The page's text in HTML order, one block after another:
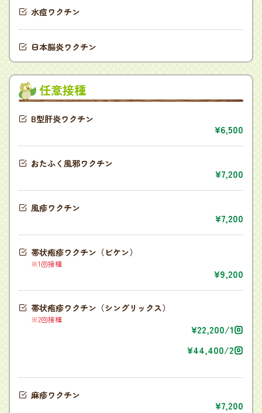
水痘ワクチン
日本脳炎ワクチン
任意接種
B型肝炎ワクチン
6,500
おたふく風邪ワクチン
7,200
風疹ワクチン
7,200
帯状疱疹ワクチン（ビケン）
※1回接種
9,200
帯状疱疹ワクチン（シングリックス）
※2回接種
22,200/1回
44,400/2回
麻疹ワクチン
7,200